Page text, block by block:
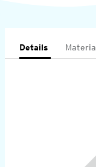
Details